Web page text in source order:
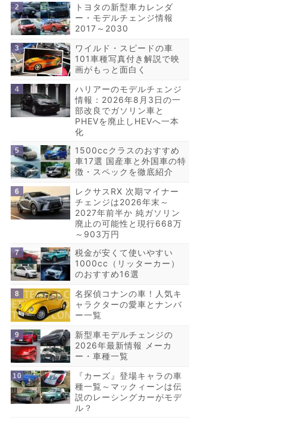
トヨタの新型車カレンダ
ー・モデルチェンジ情報
2017～2030
ワイルド・スピードの車
101車種写真付き解説で映
画がもっと面白く
ハリアーのモデルチェンジ
情報：2026年8月3日の一
部改良でガソリン車と
PHEVを廃止しHEVへ一本
化
1500ccクラスのおすすめ
車17選 国産車と外国車の特
徴・スペックを徹底紹介
レクサスRX 次期マイナー
チェンジは2026年末～
2027年前半か 純ガソリン
廃止の可能性と現行668万
～903万円
税金が安くて使いやすい
1000cc（リッターカー）
のおすすめ16選
名探偵コナンの車！人気キ
ャラクターの愛車とナンバ
ー一覧
新型車モデルチェンジの
2026年最新情報 メーカ
ー・車種一覧
『カーズ』登場キャラの車
種一覧～マックィーンは伝
説のレーシングカーがモデ
ル？